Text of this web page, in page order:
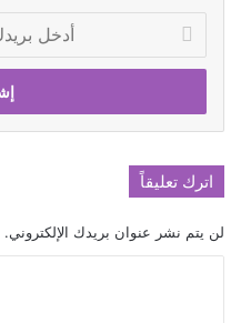
بريدك
الإلكتروني
اترك تعليقاً
لن يتم نشر عنوان بريدك الإلكتروني.